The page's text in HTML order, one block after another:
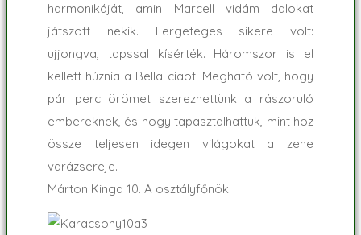
harmonikáját, amin Marcell vidám dalokat
játszott nekik. Fergeteges sikere volt:
ujjongva, tapssal kísérték. Háromszor is el
kellett húznia a Bella ciaot. Megható volt, hogy
pár perc örömet szerezhettünk a rászoruló
embereknek, és hogy tapasztalhattuk, mint hoz
össze teljesen idegen világokat a zene
varázsereje.
Márton Kinga 10. A osztályfőnök